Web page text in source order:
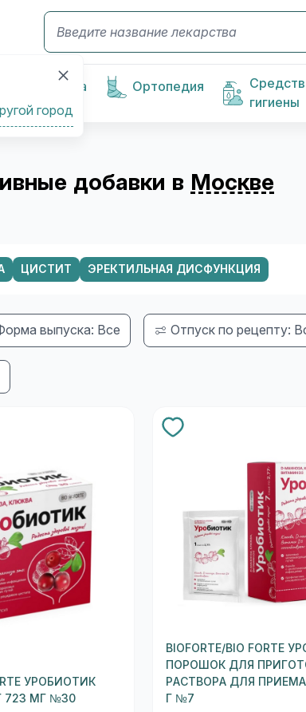
город
Косметика Ортопедия
гигиены
добавки в Москве
ЦИСТИТ ЭРЕКТИЛЬНАЯ ДИСФУНКЦИЯ
выпуска: Все Отпуск по рецепту:
УРОБИОТИК
723 МГ №30
BIOFORTE/BIO FORTE
ПОРОШОК ДЛЯ
РАСТВОРА ДЛЯ ПРИЕМА
Г №7